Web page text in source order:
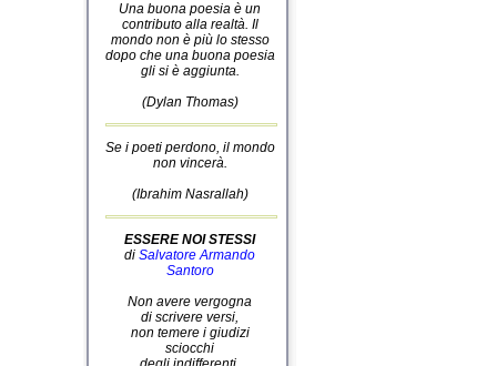
Una buona poesia è un
contributo alla realtà. Il
mondo non è più lo stesso
dopo che una buona poesia
gli si è aggiunta.
(Dylan Thomas)
Se i poeti perdono, il mondo
non vincerà.
(Ibrahim Nasrallah)
ESSERE NOI STESSI
di Salvatore Armando
Santoro
Non avere vergogna
di scrivere versi,
non temere i giudizi
sciocchi